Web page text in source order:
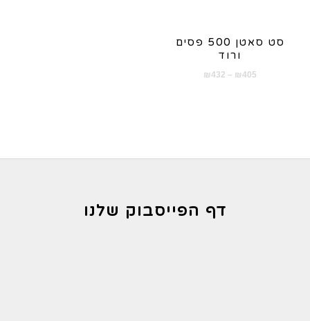
סט סאטן 500 פסים
ורוד
₪405
–
₪432
טווח
דף הפייסבוק שלנו